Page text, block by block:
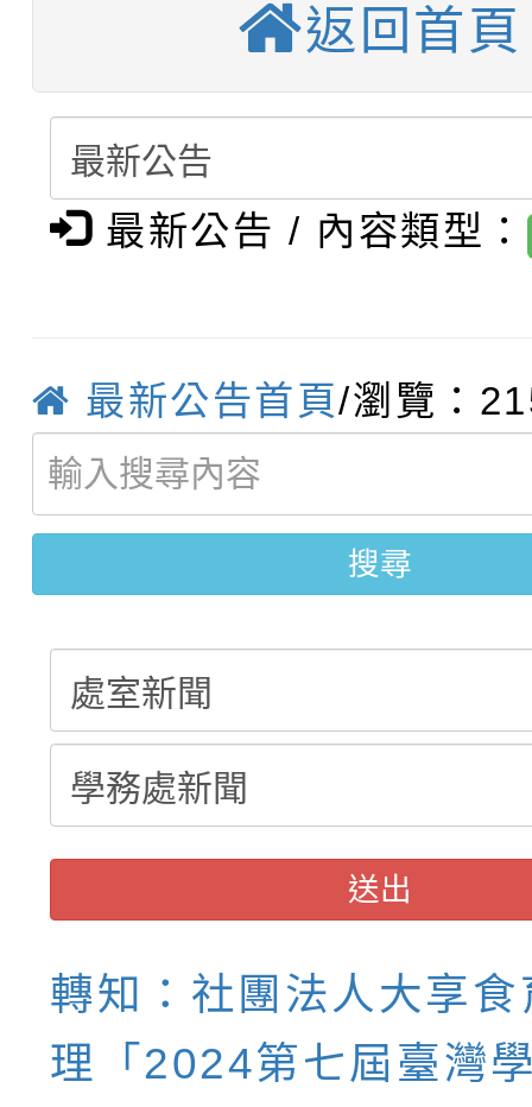
結果(第3招)
學年度第1學期第9次
結果(第4招)
【甄選結果(第12招)】
學年度第1學期第7次代
結果(第12招)
轉知：桃園市115學年
賽及師生本土語及新住
賽實施要點
轉知：「桃園市115學
比賽實施要點」
轉知：「115年金融知
城市手牽手，綠能透明
畫影片一案
轉知：「115學年度全
劇比賽實施要點」及修
表
轉知：桃園市115年度
敬師藝文競賽』實施計
【甄選結果(第11招)】
學年度第1學期第7次代
結果(第11招)
【甄選結果(第3招)】
學年度第1學期第9次代
結果(第3招)
返回首頁
最新公告 / 內容類型：
最新公告首頁/瀏覽：
搜尋
送出
轉知：社團法人大享
理「2024第七屆臺灣